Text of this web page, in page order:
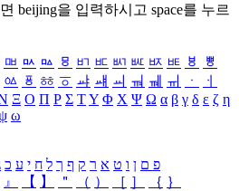
beijing을 입력하시고 space를 누르
ㅮ ㅯ ㅰ ㅱ ㅲ ㅳ ㅴ ㅵ ㅶ ㅷ ㅸ
ㅹ
ㆃ ㆄ ㆅ ㆆ ㆇ ㆈ ㆉ ㆊ ㆋ ㆌ ㆍ
ㆎ
Ξ Ο Π Ρ Σ ΤΥ Φ Χ Ψ Ω α β γ δ ε ζ η
ω
פ ם ן ו ט א ר ק ף ך ל ח י ע כ
』 【 】 ＂ （ ） ［ ］ ｛ ｝